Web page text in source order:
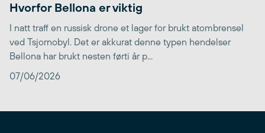
Hvorfor Bellona er viktig
I natt traff en russisk drone et lager for brukt atombrensel
ved Tsjornobyl. Det er akkurat denne typen hendelser
Bellona har brukt nesten førti år p...
07/06/2026